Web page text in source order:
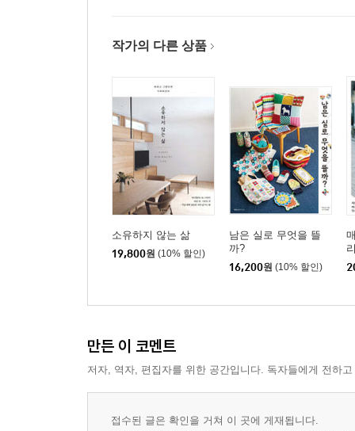
작가의 다른 상품
소유하지 않는 삶
19,800원 (10% 할인)
남은 실로 무엇을 뜰
까?
16,200원 (10% 할인)
만든 이 코멘트
저자, 역자, 편집자를 위한 공간입니다. 독자들에게 전하
접수된 글은 확인을 거쳐 이 곳에 게재됩니다.